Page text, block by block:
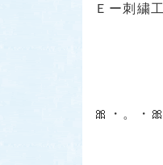
Ｅー刺繍
🎀・。・